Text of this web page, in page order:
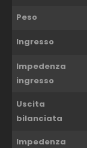
Peso
Ingresso
Impedenza
ingresso
Uscita
bilanciata
Impedenza